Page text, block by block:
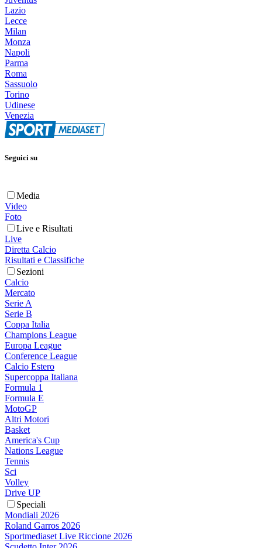
Lazio
Lecce
Milan
Monza
Napoli
Parma
Roma
Sassuolo
Torino
Udinese
Venezia
Seguici su
Media
Video
Foto
Live e Risultati
Live
Diretta Calcio
Risultati e Classifiche
Sezioni
Calcio
Mercato
Serie A
Serie B
Coppa Italia
Champions League
Europa League
Conference League
Calcio Estero
Supercoppa Italiana
Formula 1
Formula E
MotoGP
Altri Motori
Basket
America's Cup
Nations League
Tennis
Sci
Volley
Drive UP
Speciali
Mondiali 2026
Roland Garros 2026
Sportmediaset Live Riccione 2026